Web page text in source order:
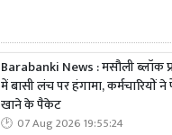
Barabanki News : मसौली ब्लॉक
में बासी लंच पर हंगामा, कर्मचारियों
खाने के पैकेट
07 Aug 2026 19:55:24